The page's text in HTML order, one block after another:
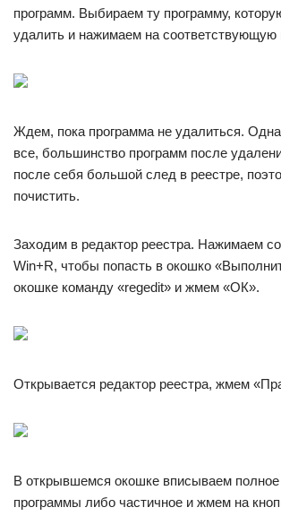
программ. Выбираем ту программу,
удалить и нажимаем на соответствующую
Ждем, пока программа не удалиться.
все, большинство программ после
после себя большой след в реестре,
почистить.
Заходим в редактор реестра. Нажимаем
Win+R, чтобы попасть в окошко
окошке команду «regedit» и жмем «ОК».
Открывается редактор реестра, жмем
В открывшемся окошке вписываем полное
программы либо частичное и жмем на